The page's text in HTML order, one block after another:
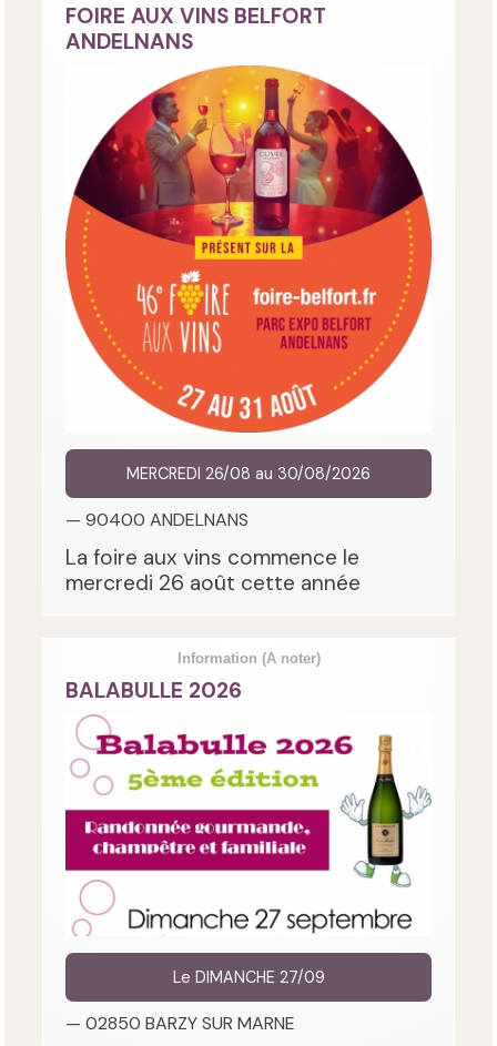
FOIRE AUX VINS BELFORT
ANDELNANS
MERCREDI 26/08 au 30/08/2026
— 90400 ANDELNANS
La foire aux vins commence le
mercredi 26 août cette année
Information (A noter)
BALABULLE 2026
Le DIMANCHE 27/09
— 02850 BARZY SUR MARNE